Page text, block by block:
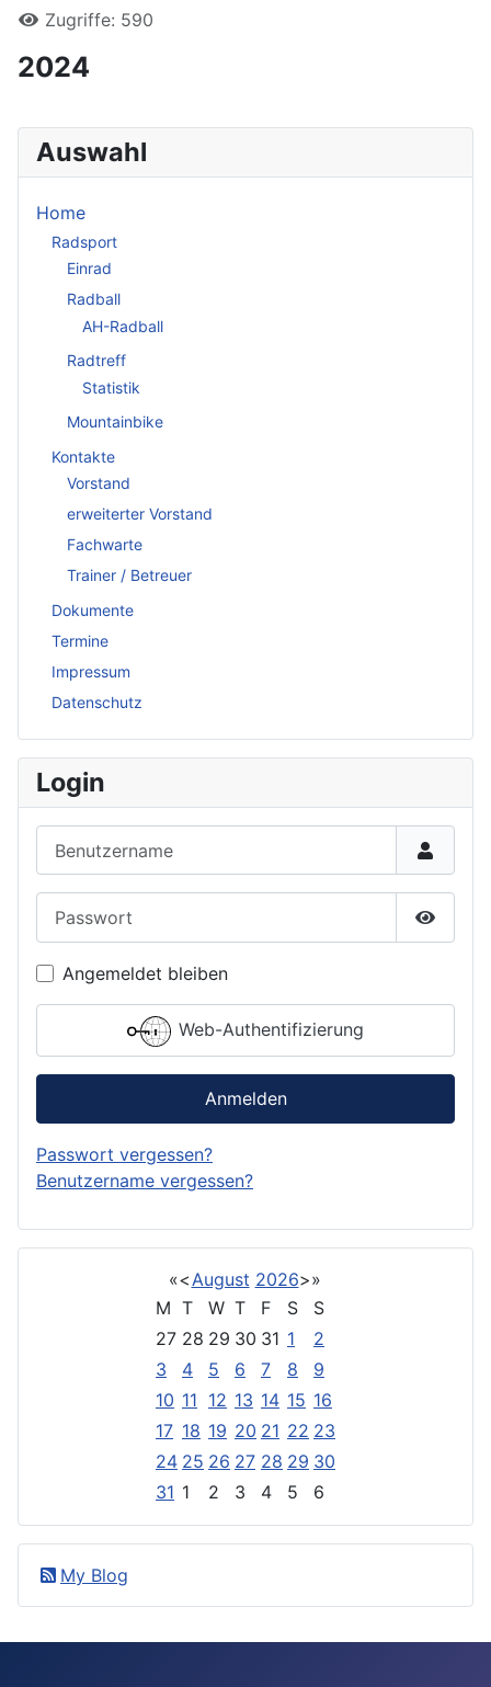
Zugriffe: 590
2024
Auswahl
Home
Radsport
Einrad
Radball
AH-Radball
Radtreff
Statistik
Mountainbike
Kontakte
Vorstand
erweiterter Vorstand
Fachwarte
Trainer / Betreuer
Dokumente
Termine
Impressum
Datenschutz
Login
Angemeldet bleiben
Web-Authentifizierung
Anmelden
Passwort vergessen?
Benutzername vergessen?
«< August 2026>»
M T W T F S
S
27 28 29 30 31 1
2
3
4 5 6 7 8
9
10 11 12 13 14 15 16
17 18 19 20 21 22 23
24 25 26 27 28 29 30
31 1 2 3 4 5 6
My Blog